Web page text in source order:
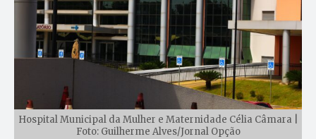
Hospital Municipal da Mulher e Maternidade Célia Câmara |
Foto: Guilherme Alves/Jornal Opção